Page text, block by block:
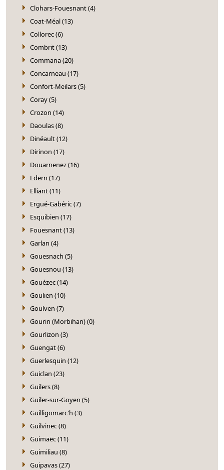
Clohars-Fouesnant (4)
Coat-Méal (13)
Collorec (6)
Combrit (13)
Commana (20)
Concarneau (17)
Confort-Meilars (5)
Coray (5)
Crozon (14)
Daoulas (8)
Dinéault (12)
Dirinon (17)
Douarnenez (16)
Edern (17)
Elliant (11)
Ergué-Gabéric (7)
Esquibien (17)
Fouesnant (13)
Garlan (4)
Gouesnach (5)
Gouesnou (13)
Gouézec (14)
Goulien (10)
Goulven (7)
Gourin (Morbihan) (0)
Gourlizon (3)
Guengat (6)
Guerlesquin (12)
Guiclan (23)
Guilers (8)
Guiler-sur-Goyen (5)
Guilligomarc'h (3)
Guilvinec (8)
Guimaëc (11)
Guimiliau (8)
Guipavas (27)